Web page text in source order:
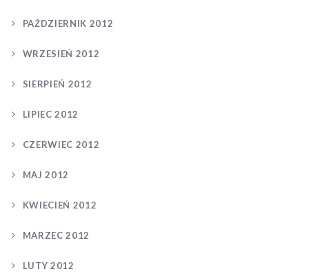
PAŹDZIERNIK 2012
WRZESIEŃ 2012
SIERPIEŃ 2012
LIPIEC 2012
CZERWIEC 2012
MAJ 2012
KWIECIEŃ 2012
MARZEC 2012
LUTY 2012